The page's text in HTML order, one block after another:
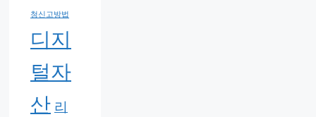
청신고방법
디지
털자
산 리